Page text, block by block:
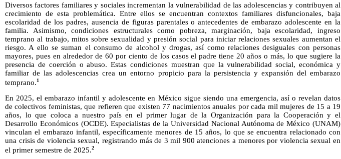
Diversos factores familiares y sociales incrementan la vulnerabilidad de las adolescencias y contribuyen al
crecimiento de esta problemática. Entre ellos se encuentran contextos familiares disfuncionales, baja
escolaridad de los padres, ausencia de figuras parentales o antecedentes de embarazo adolescente en la
familia. Asimismo, condiciones estructurales como pobreza, marginación, baja escolaridad, ingreso
temprano al trabajo, mitos sobre sexualidad y presión social para iniciar relaciones sexuales aumentan el
riesgo. A ello se suman el consumo de alcohol y drogas, así como relaciones desiguales con personas
mayores, pues en alrededor de 60 por ciento de los casos el padre tiene 20 años o más, lo que sugiere la
presencia de coerción o abuso. Estas condiciones muestran que la vulnerabilidad social, económica y
familiar de las adolescencias crea un entorno propicio para la persistencia y expansión del embarazo
temprano.1
En 2025, el embarazo infantil y adolescente en México sigue siendo una emergencia, así o revelan datos
de colectivos feministas, que refieren que existen 77 nacimientos anuales por cada mil mujeres de 15 a 19
años, lo que coloca a nuestro país en el primer lugar de la Organización para la Cooperación y el
Desarrollo Económicos (OCDE). Especialistas de la Universidad Nacional Autónoma de México (UNAM)
vinculan el embarazo infantil, específicamente menores de 15 años, lo que se encuentra relacionado con
una crisis de violencia sexual, registrando más de 3 mil 900 atenciones a menores por violencia sexual en
el primer semestre de 2025.2